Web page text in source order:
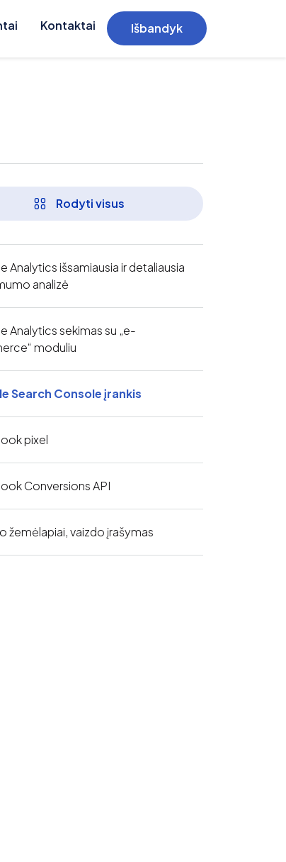
Kontaktai Išbandyk
Rodyti visus
Analytics išsamiausia ir detaliausia
analizė
Analytics sekimas su „e-
moduliu
Search Console įrankis
pixel
Conversions API
žemėlapiai, vaizdo įrašymas